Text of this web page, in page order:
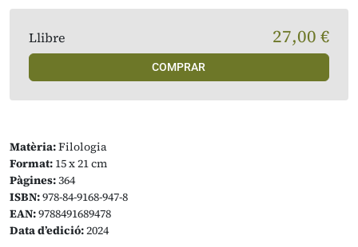
Matèria:Filologia
Format: 15 x 21 cm
Pàgines:364
ISBN:978-84-9168-947-8
EAN:9788491689478
Data d’edició:2024
Llibre 27,00 €
COMPRAR